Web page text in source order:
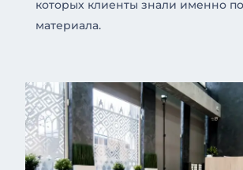
которых клиенты знали именно
материала.